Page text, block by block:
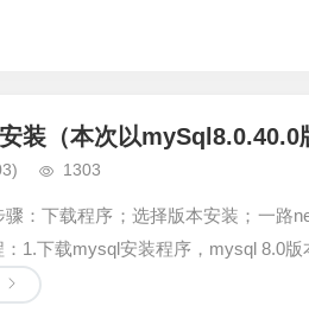
（本次以mySql8.0.40.0
1303
骤：下载程序；选择版本安装；一路
1.下载mysql安装程序，mysql 8.0